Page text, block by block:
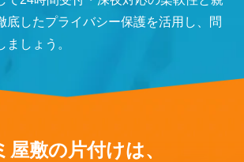
底したプライバシー保護を活用し、問
しょう。
屋敷の片付けは、